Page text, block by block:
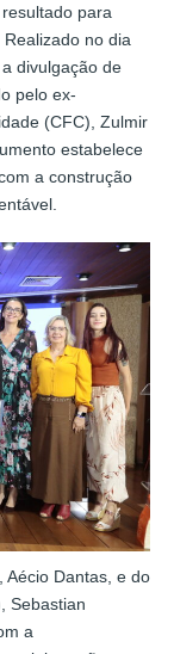
para
no dia
divulgação de
pelo ex-
(CFC), Zulmir
estabelece
a construção
Aécio Dantas, e do
Sebastian
a